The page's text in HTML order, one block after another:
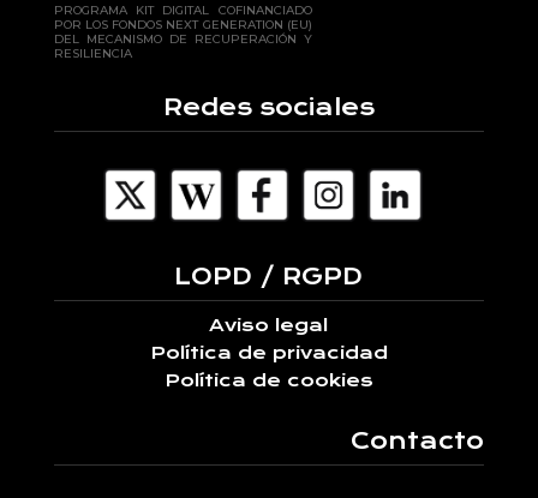
PROGRAMA KIT DIGITAL COFINANCIADO
POR LOS FONDOS NEXT GENERATION (EU)
DEL MECANISMO DE RECUPERACIÓN Y
RESILIENCIA
Redes sociales
LOPD / RGPD
Aviso legal
Política de privacidad
Política de cookies
Contacto